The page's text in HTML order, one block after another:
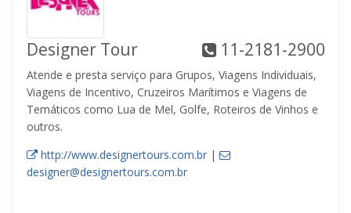
Designer Tour 11-2181-2900
Atende e presta serviço para Grupos, Viagens Individuais,
Viagens de Incentivo, Cruzeiros Marítimos e Viagens de
Temáticos como Lua de Mel, Golfe, Roteiros de Vinhos e
outros.
http://www.designertours.com.br|
designer@designertours.com.br